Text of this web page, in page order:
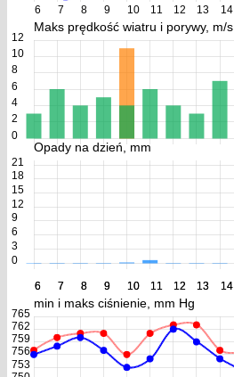
6 7 8 9 10 11 12 13 14
Maks prędkość wiatru i porywy, m/s
6 7 8 9 10 11 12 13 14
0
2
4
6
8
10
12
Opady na dzień, mm
6 7 8 9 10 11 12 13 14
0
3
6
9
12
15
18
21
min i maks ciśnienie, mm Hg
753
756
759
762
765